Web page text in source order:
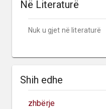
Në Literaturë
Nuk u gjet në literaturë
Shih edhe
zhbërje